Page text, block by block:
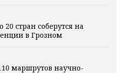
20 стран соберутся на
в Грозном
маршрутов научно-